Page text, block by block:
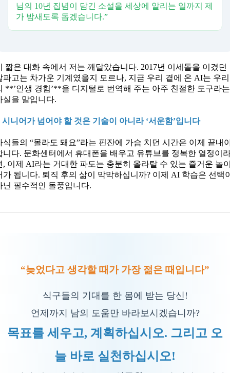
님의 10년 집념이 담긴 소설을 세상에 알리는 일까지 제
가 밤새도록 돕겠습니다.”
짧은 대화 속에서 저는 깨달았습니다. 2017년 이세돌을 이겼던
파고는 차가운 기계였을지 모르나, 지금 우리 곁에 온 AI는 우리
**’인생 경험’**을 디지털로 번역해 주는 아주 친절한 도구라는
실을 말입니다.
시니어가 넘어야 할 것은 기술이 아니라 ‘서운함’입니다
식들의 “몰라도 돼요”라는 핀잔에 가슴 치던 시간은 이제 끝내
니다. 문화센터에서 휴대폰을 배우고 유튜브를 정복한 열정이
, 이제 AI라는 거대한 파도는 충분히 올라탈 수 있는 즐거운 놀
가 됩니다. 퇴직 후의 삶이 막막하십니까? 이제 AI 학습은 선택
닌 필수적인 돌풍입니다.
“늦었다고 생각할 때가 가장 젊은 때입니다”
식구들의 기대를 한 몸에 받는 당신!
언제까지 남의 도움만 바라보시겠습니까?
목표를 세우고, 계획하십시오. 그리고 오
늘 바로 실천하십시오!